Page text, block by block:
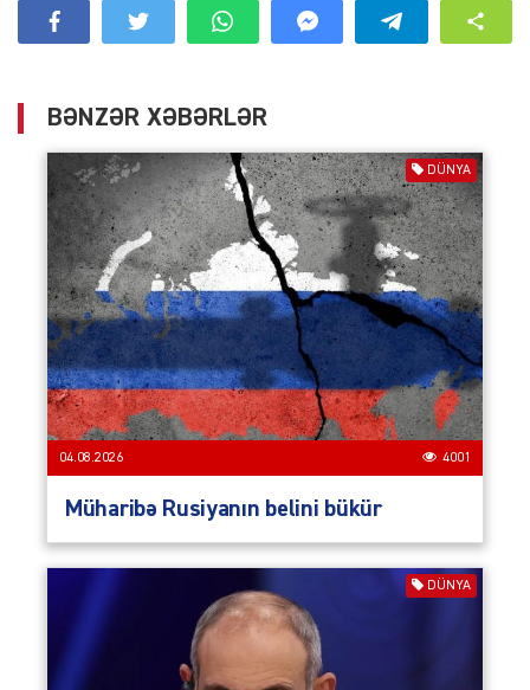
BƏNZƏR XƏBƏRLƏR
DÜNYA
04.08.2026 4001
Müharibə Rusiyanın belini bükür
DÜNYA